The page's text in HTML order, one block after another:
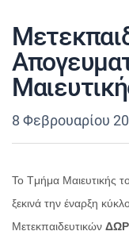
8 Φεβρουαρίου
To Tμήμα Μαιευτικής
ξεκινά την έναρξη
Μετεκπαιδευτικών